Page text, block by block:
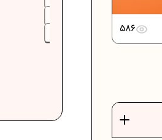
سوالات امتحان...
درسی نهم
در ریاضیات
درسی هفتم
586